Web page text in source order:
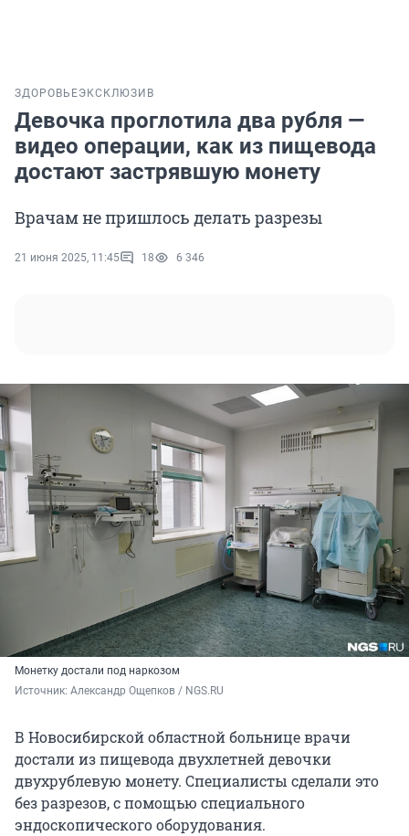
ЗДОРОВЬЕЭКСКЛЮЗИВ
Девочка проглотила два рубля —
видео операции, как из пищевода
достают застрявшую монету
Врачам не пришлось делать разрезы
21 июня 2025, 11:45 18 6 346
Монетку достали под наркозом
Источник: Александр Ощепков / NGS.RU
В Новосибирской областной больнице врачи
достали из пищевода двухлетней девочки
двухрублевую монету. Специалисты сделали это
без разрезов, с помощью специального
эндоскопического оборудования.